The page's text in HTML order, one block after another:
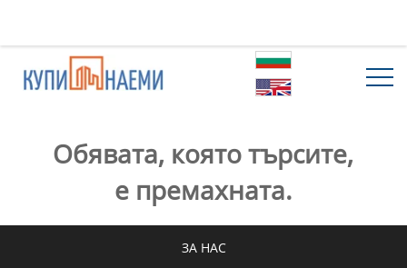
Обявата, която търсите,
е премахната.
ЗА НАС